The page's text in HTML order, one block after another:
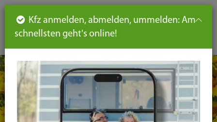
DE
Seiteninhalt
Hauptnavigation
Seitennavigation
leichte
Sprache
Kfz anmelden, abmelden, ummelden: Am
schnellsten geht's online!